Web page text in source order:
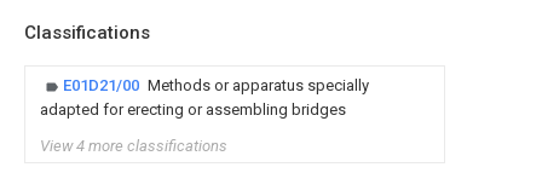
Classifications
E01D21/00 Methods or apparatus specially
adapted for erecting or assembling bridges
View 4 more classifications